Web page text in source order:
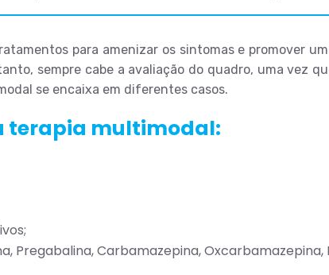
para amenizar os sintomas e promover
sempre cabe a avaliação do quadro, uma vez
se encaixa em diferentes casos.
terapia multimodal:
Pregabalina, Carbamazepina,